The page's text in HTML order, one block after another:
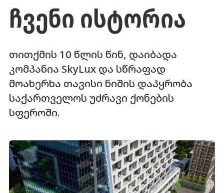
ᲩᲕᲔᲜᲘ ᲘᲡᲢᲝᲠᲘᲐ
თითქმის 10 წლის წინ, დაიბადა
კომპანია SkyLux და სწრაფად
მოახერხა თავისი ნიშის დაპყრობა
საქართველოს უძრავი ქონების
სფეროში.